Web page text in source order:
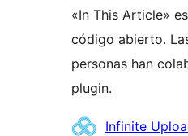
«In This Article»
código abierto.
personas han
plugin.
Colaboradores
Infinite